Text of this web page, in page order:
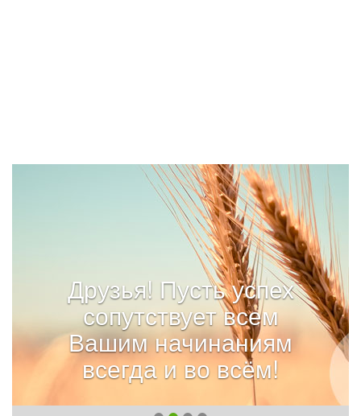
Друзья! Пусть успех
сопутствует всем
Вашим начинаниям
всегда и во всём!